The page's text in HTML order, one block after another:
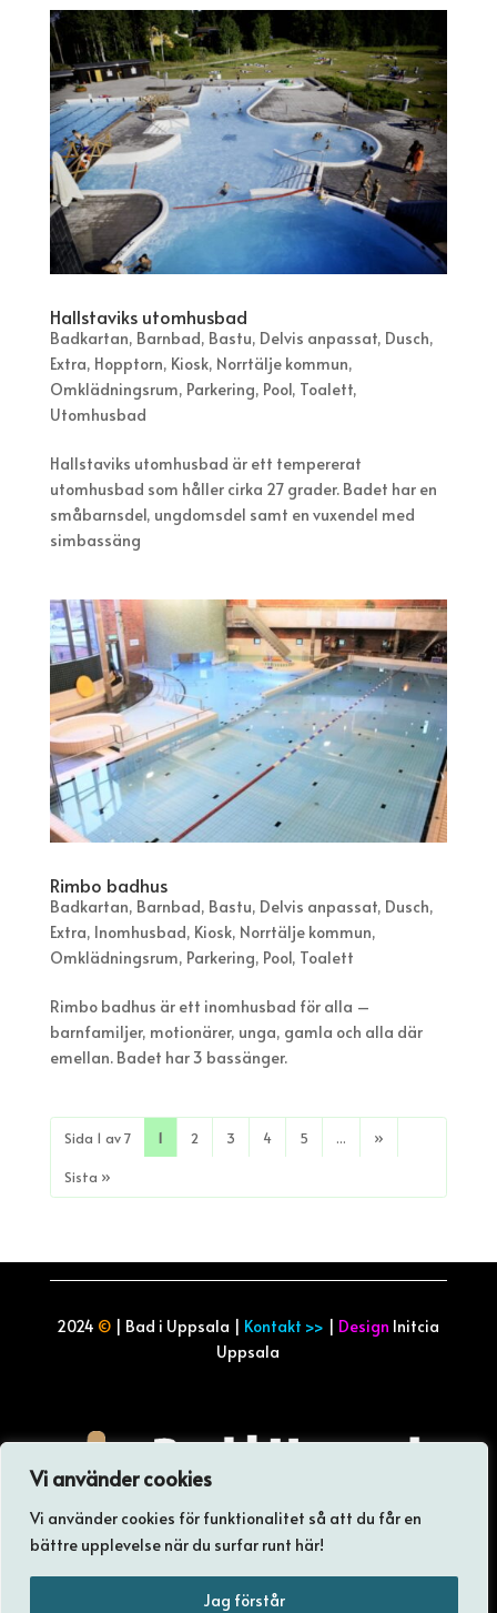
Vi använder cookies
Vi använder cookies för funktionalitet så att du får en
bättre upplevelse när du surfar runt här!
Jag förstår
Hallstaviks utomhusbad
Badkartan, Barnbad, Bastu, Delvis anpassat, Dusch,
Extra, Hopptorn, Kiosk, Norrtälje kommun,
Omklädningsrum, Parkering, Pool, Toalett,
Utomhusbad
Hallstaviks utomhusbad är ett tempererat
utomhusbad som håller cirka 27 grader. Badet har en
småbarnsdel, ungdomsdel samt en vuxendel med
simbassäng
Rimbo badhus
Badkartan, Barnbad, Bastu, Delvis anpassat, Dusch,
Extra, Inomhusbad, Kiosk, Norrtälje kommun,
Omklädningsrum, Parkering, Pool, Toalett
Rimbo badhus är ett inomhusbad för alla –
barnfamiljer, motionärer, unga, gamla och alla där
emellan. Badet har 3 bassänger.
Sida 1 av 7 1 2 3 4 5 ... »
Sista »
2024 © | Bad i Uppsala | Kontakt >> | Design Initcia
Uppsala